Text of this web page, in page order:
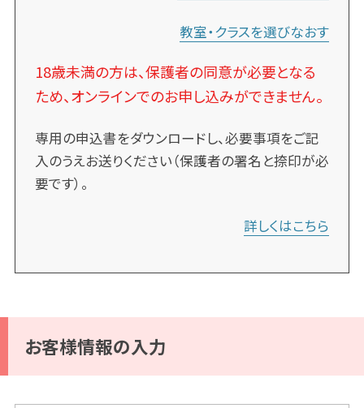
教室・クラスを選びなおす
18歳未満の方は、保護者の同意が必要となる
ため、オンラインでのお申し込みができません。
専用の申込書をダウンロードし、必要事項をご記
入のうえお送りください（保護者の署名と捺印が必
要です）。
詳しくはこちら
お客様情報の入力